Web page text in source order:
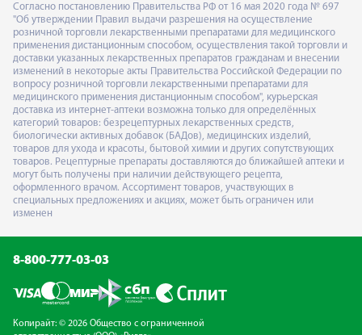
Согласно постановлению Правительства РФ от 16 мая 2020 года № 697
"Об утверждении Правил выдачи разрешения на осуществление
розничной торговли лекарственными препаратами для медицинского
применения дистанционным способом, осуществления такой торговли и
доставки указанных лекарственных препаратов гражданам и внесении
изменений в некоторые акты Правительства Российской Федерации по
вопросу розничной торговли лекарственными препаратами для
медицинского применения дистанционным способом", курьерская
доставка из интернет-аптеки возможна только для определённых
категорий товаров: безрецептурных лекарственных средств,
биологически активных добавок (БАДов), медицинских изделий,
товаров для ухода и красоты, бытовой химии и других сопутствующих
товаров. Рецептурные препараты доставляются до ближайшей аптеки и
могут быть получены при наличии действующего рецепта,
оформленного врачом. Ассортимент товаров, участвующих в
специальных предложениях и акциях, может быть ограничен или
изменен
8-800-777-03-03
Копирайт: © 2026 Общество с ограниченной